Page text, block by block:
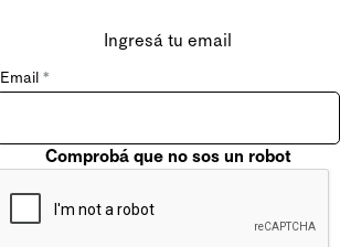
Ingresá tu email
Email *
Comprobá que no sos un robot